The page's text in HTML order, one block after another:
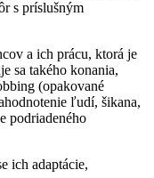
s príslušným
a ich prácu, ktorá je
sa takého konania,
(opakované
ľudí, šikana,
podriadeného
ich adaptácie,